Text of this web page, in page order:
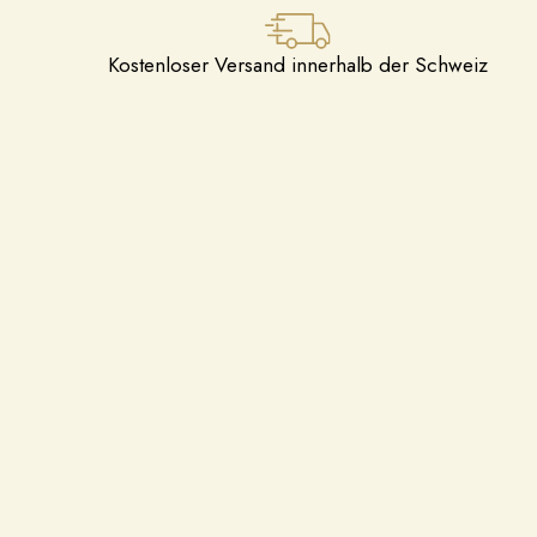
Kostenloser Versand innerhalb der Schweiz